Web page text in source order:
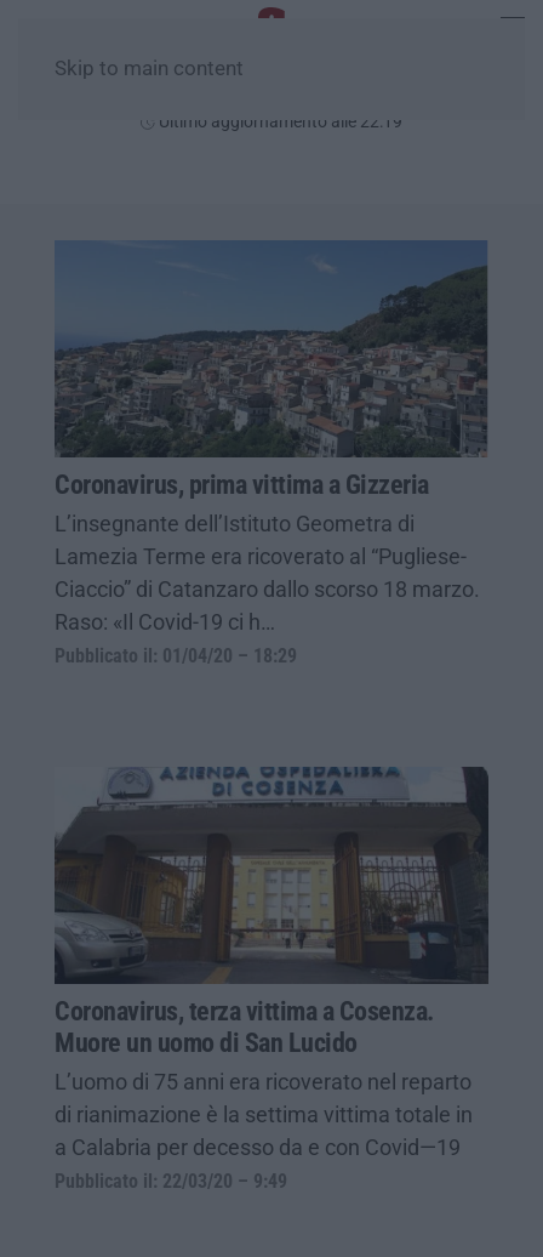
Skip to main content
Ultimo aggiornamento alle 22:19
Coronavirus, prima vittima a Gizzeria
L’insegnante dell’Istituto Geometra di
Lamezia Terme era ricoverato al “Pugliese-
Ciaccio” di Catanzaro dallo scorso 18 marzo.
Raso: «Il Covid-19 ci h…
Pubblicato il: 01/04/20 – 18:29
Coronavirus, terza vittima a Cosenza.
Muore un uomo di San Lucido
L’uomo di 75 anni era ricoverato nel reparto
di rianimazione è la settima vittima totale in
a Calabria per decesso da e con Covid—19
Pubblicato il: 22/03/20 – 9:49